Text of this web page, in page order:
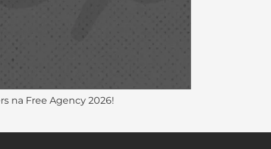
na Free Agency 2026!